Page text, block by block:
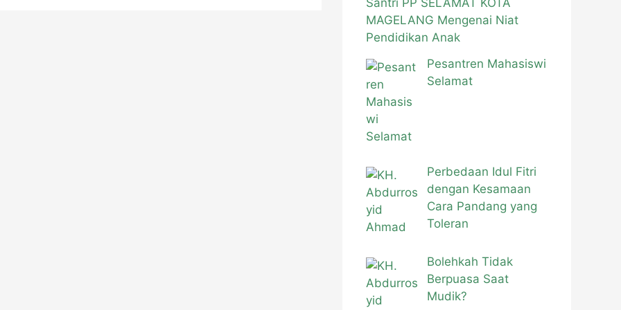
Santri PP SELAMAT KOTA
MAGELANG Mengenai Niat
Pendidikan Anak
Pesantren Mahasiswi
Selamat
Perbedaan Idul Fitri
dengan Kesamaan
Cara Pandang yang
Toleran
Bolehkah Tidak
Berpuasa Saat
Mudik?